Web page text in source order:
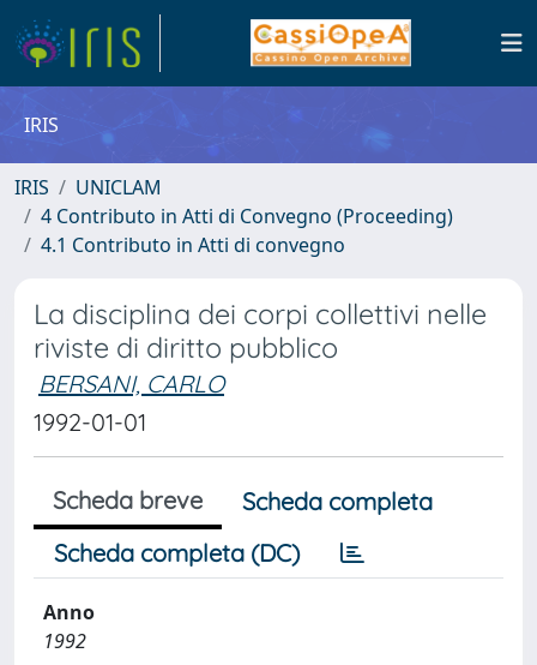
IRIS
IRIS
UNICLAM
4 Contributo in Atti di Convegno (Proceeding)
4.1 Contributo in Atti di convegno
La disciplina dei corpi collettivi nelle
riviste di diritto pubblico
BERSANI, CARLO
1992-01-01
Scheda breve
Scheda completa
Scheda completa (DC)
Anno
1992